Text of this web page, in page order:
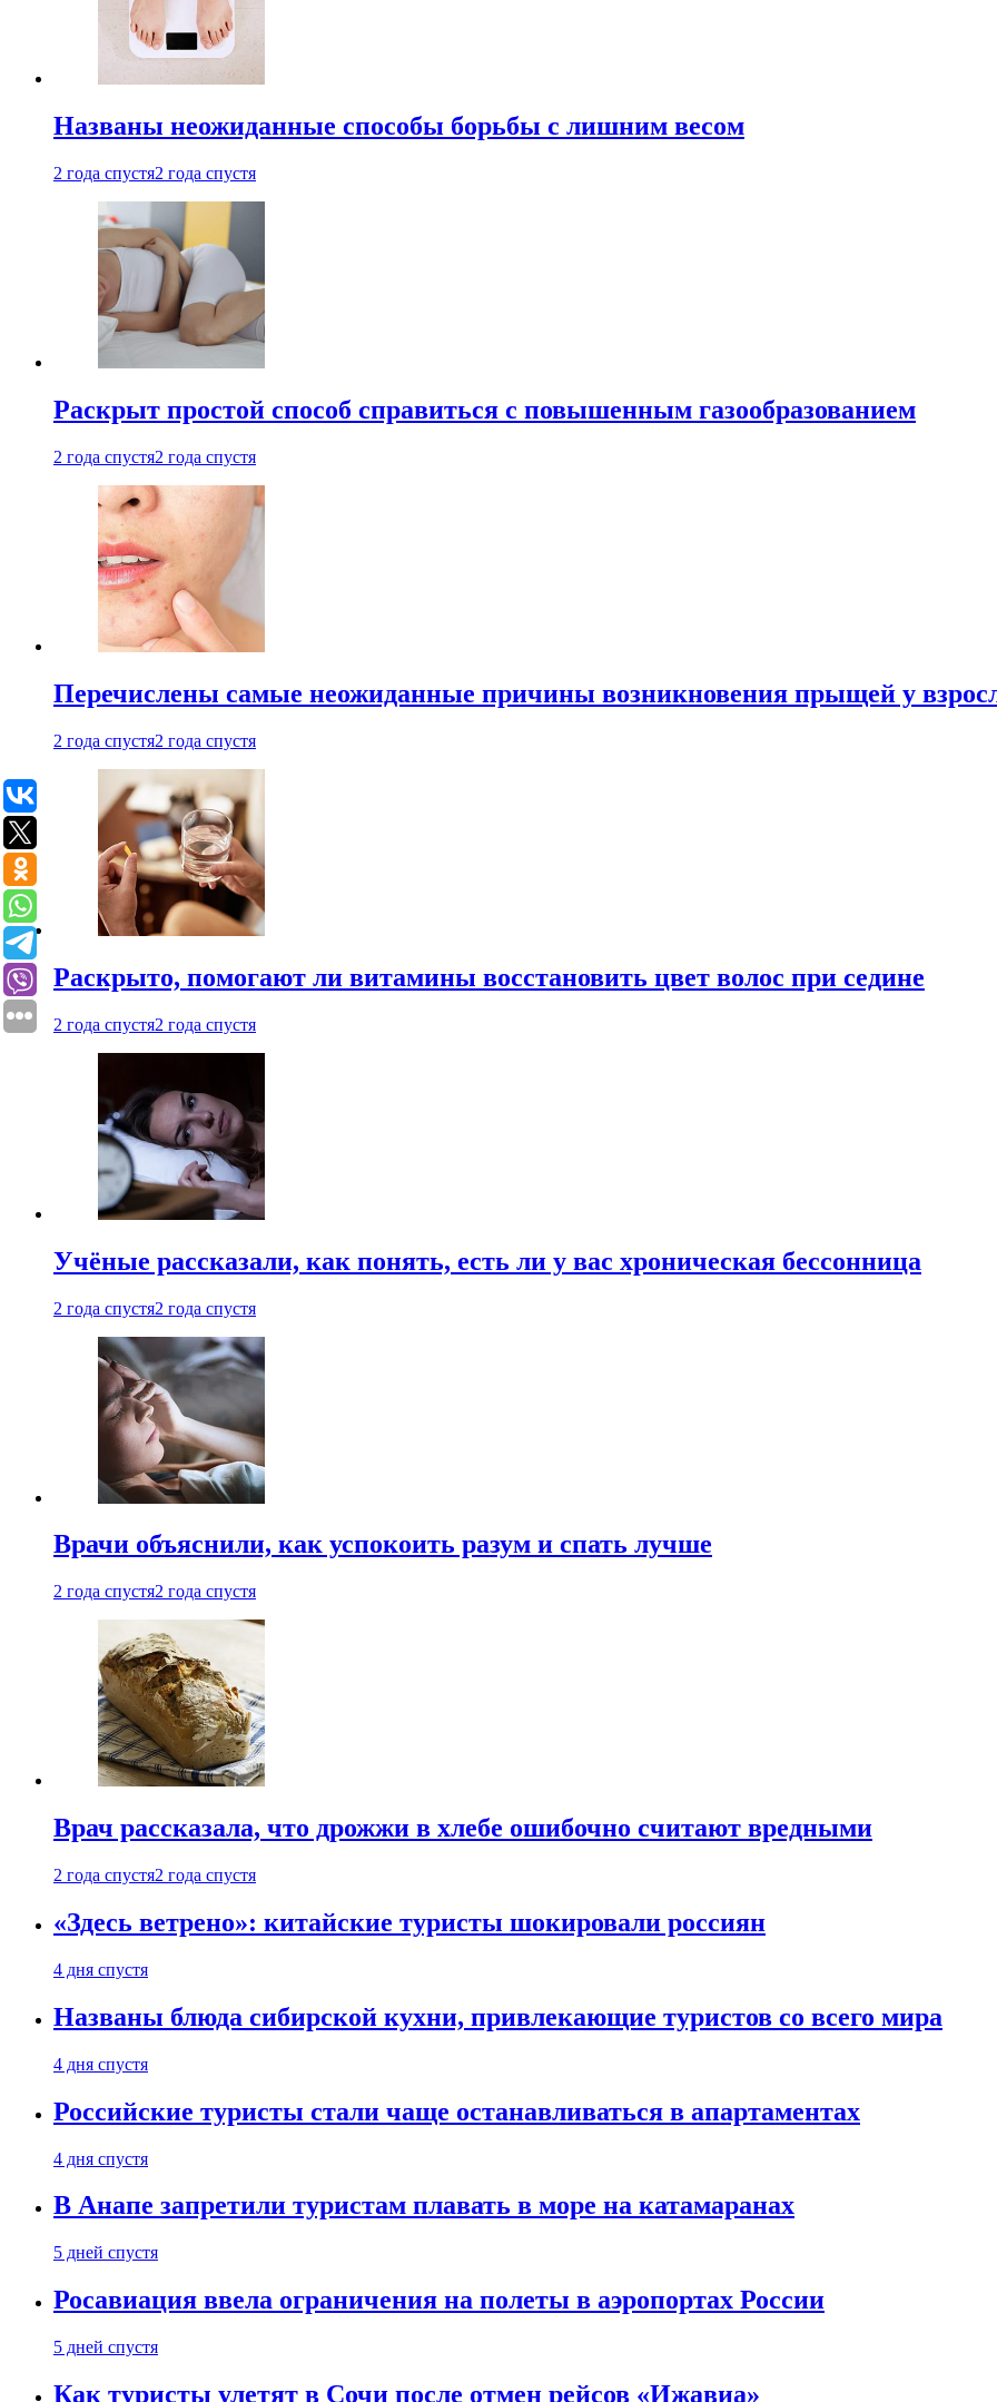
Названы неожиданные способы борьбы с лишним весом
2 года спустя2 года спустя
Раскрыт простой способ справиться с повышенным газообразованием
2 года спустя2 года спустя
Перечислены самые неожиданные причины возникновения прыщей у
2 года спустя2 года спустя
Раскрыто, помогают ли витамины восстановить цвет волос при седине
2 года спустя2 года спустя
Учёные рассказали, как понять, есть ли у вас хроническая бессонница
2 года спустя2 года спустя
Врачи объяснили, как успокоить разум и спать лучше
2 года спустя2 года спустя
Врач рассказала, что дрожжи в хлебе ошибочно считают вредными
2 года спустя2 года спустя
«Здесь ветрено»: китайские туристы шокировали россиян
4 дня спустя
Названы блюда сибирской кухни, привлекающие туристов со всего мира
4 дня спустя
Российские туристы стали чаще останавливаться в апартаментах
4 дня спустя
В Анапе запретили туристам плавать в море на катамаранах
5 дней спустя
Росавиация ввела ограничения на полеты в аэропортах России
5 дней спустя
Как туристы улетят в Сочи после отмен рейсов «Ижавиа»